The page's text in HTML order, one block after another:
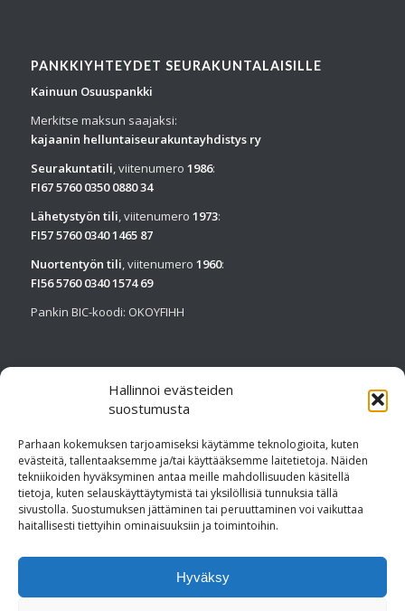
Hallinnoi evästeiden
suostumusta
Parhaan kokemuksen tarjoamiseksi käytämme teknologioita, kuten
evästeitä, tallentaaksemme ja/tai käyttääksemme laitetietoja. Näiden
tekniikoiden hyväksyminen antaa meille mahdollisuuden käsitellä
tietoja, kuten selauskäyttäytymistä tai yksilöllisiä tunnuksia tällä
sivustolla. Suostumuksen jättäminen tai peruuttaminen voi vaikuttaa
haitallisesti tiettyihin ominaisuuksiin ja toimintoihin.
Hyväksy
PANKKIYHTEYDET SEURAKUNTALAISILLE
Kainuun Osuuspankki
Merkitse maksun saajaksi:
kajaanin helluntaiseurakuntayhdistys ry
Seurakuntatili, viitenumero 1986:
FI67 5760 0350 0880 34
Lähetystyön tili, viitenumero 1973:
FI57 5760 0340 1465 87
Nuortentyön tili, viitenumero 1960:
FI56 5760 0340 1574 69
Pankin BIC-koodi: OKOYFIHH
Avaa Facebook-sivu tästä